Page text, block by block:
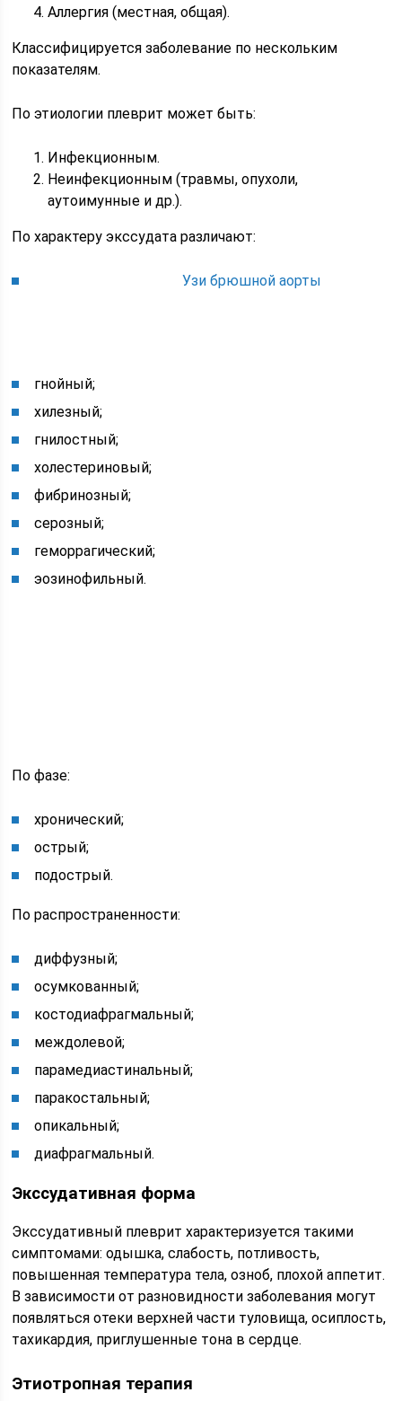
Аллергия (местная, общая).
Классифицируется заболевание по нескольким
показателям.
По этиологии плеврит может быть:
Инфекционным.
Неинфекционным (травмы, опухоли,
аутоимунные и др.).
По характеру экссудата различают:
Узи брюшной аорты
гнойный;
хилезный;
гнилостный;
холестериновый;
фибринозный;
серозный;
геморрагический;
эозинофильный.
По фазе:
хронический;
острый;
подострый.
По распространенности:
диффузный;
осумкованный;
костодиафрагмальный;
междолевой;
парамедиастинальный;
паракостальный;
опикальный;
диафрагмальный.
Экссудативная форма
Экссудативный плеврит характеризуется такими
симптомами: одышка, слабость, потливость,
повышенная температура тела, озноб, плохой аппетит.
В зависимости от разновидности заболевания могут
появляться отеки верхней части туловища, осиплость,
тахикардия, приглушенные тона в сердце.
Этиотропная терапия